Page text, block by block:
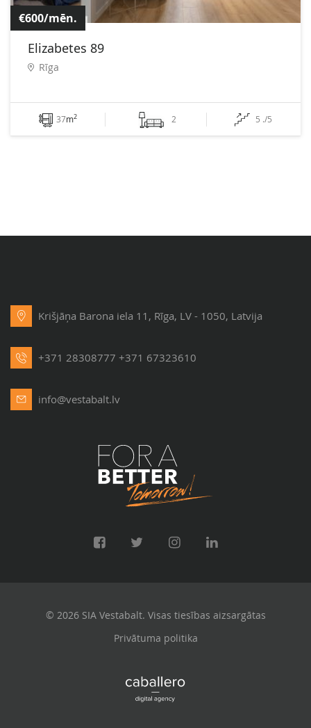
€600/mēn.
Elizabetes 89
Rīga
37m2 2 5 ./5
Krišjāņa Barona iela 11, Rīga, LV - 1050, Latvija
+371 28308777 +371 67323610
info@vestabalt.lv
© 2026 SIA Vestabalt. Visas tiesības aizsargātas
Privātuma politika